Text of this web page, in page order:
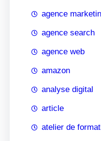
agence
agence search
agence web
amazon
analyse digital
article
atelier de